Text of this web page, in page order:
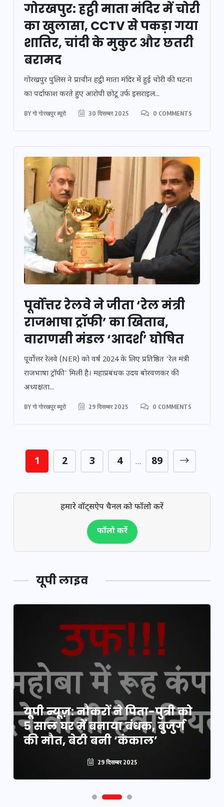
गोरखपुर: हट्ठी माता मंदिर में चोरी
का खुलासा, CCTV से पकड़ा गया
शातिर, चांदी के मुकुट और छतरी
बरामद
गोरखपुर पुलिस ने प्राचीन हट्ठी माता मंदिर में हुई चोरी की घटना
का पर्दाफाश करते हुए आरोपी छोटू उर्फ इसराइल...
BYगो गोरखपुर ब्यूरो 30 दिसम्बर 2025 0 COMMENTS
पूर्वोत्तर रेलवे ने जीता ‘रेल मंत्री
राजभाषा ट्रॉफी’ का खिताब,
वाराणसी मंडल ‘आदर्श’ घोषित
पूर्वोत्तर रेलवे (NER) को वर्ष 2024 के लिए प्रतिष्ठित 'रेल मंत्री
राजभाषा ट्रॉफी' मिली है। महाप्रबंधक उदय बोरवणकर की
अध्यक्षता...
BYगो गोरखपुर ब्यूरो 29 दिसम्बर 2025 0 COMMENTS
1 2 3 4 … 89
हमारे वॉट्सऐप चैनल को फॉलो करें
फॉलो करें
यूपी लाइव
यूपी न्यूज़: नौकरों ने पिता-पुत्री को
5 साल घर में बनाया बंधक, बुजुर्ग
की मौत, बेटी बनी ‘कंकाल’
29 दिसम्बर 2025
यूपी लेखपाल भर्ती: ओबीसी को
मिली बड़ी राहत, 2158 पदों पर बंपर
वैकेंसी, जनरल कोटे में भारी कटौती
29 दिसम्बर 2025